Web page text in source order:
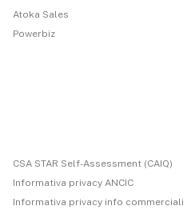
Atoka Sales
Powerbiz
CSA STAR Self-Assessment (CAIQ)
Informativa privacy ANCIC
Informativa privacy info commerciali